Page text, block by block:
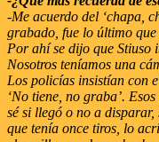
-Me acuerdo del ‘chapa,
grabado, fue lo último
Por ahí se dijo que Stiuso
Nosotros teníamos una
Los policías insistían con
‘No tiene, no graba’.
sé si llegó o no a
que tenía once tiros, lo